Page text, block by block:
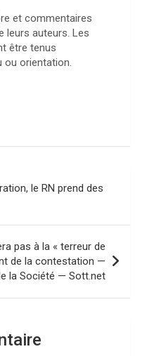
et commentaires
leurs auteurs. Les
être tenus
ou orientation.
le RN prend des
pas à la « terreur de
de la contestation —
la Société — Sott.net